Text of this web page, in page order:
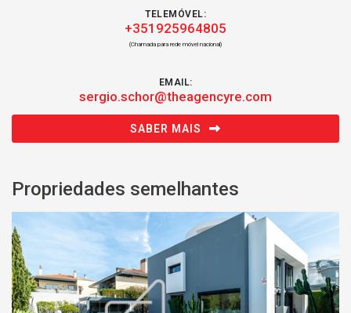
TELEMÓVEL:
+351925964805
(Chamada para rede móvel nacional)
EMAIL:
sergio.schor@theagencyre.com
SABER MAIS
Propriedades semelhantes